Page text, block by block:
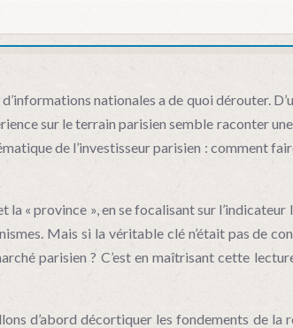
nationales a de quoi dérouter.
sur le terrain parisien semble raconter
de l’investisseur parisien : comment
la « province », en se focalisant sur
Mais si la véritable clé n’était pas de
parisien ? C’est en maîtrisant cette
d’abord décortiquer les fondements de